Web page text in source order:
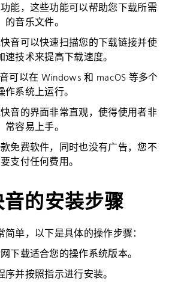
能，这些功能可以帮助您下载所需
的音乐文件。
音可以快速扫描您的下载链接并使
技术来提高下载速度。
可以在 Windows 和 macOS 等多个
作系统上运行。
音的界面非常直观，使得使用者非
常容易上手。
免费软件，同时也没有广告，您不
支付任何费用。
的安装步骤
单，以下是具体的操作步骤：
下载适合您的操作系统版本。
并按照指示进行安装。